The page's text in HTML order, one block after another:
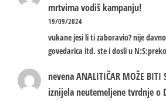
mrtvima vodiš kampanju!
19/09/2024
vukane jesi li ti zaboravio? nije
govedarica itd. ste i dosli u
nevenaANALITIČAR MOŽE BITI
iznijela neutemeljene tvrdnje o